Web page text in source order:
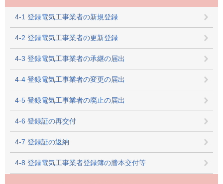
4-1 登録電気工事業者の新規登録
4-2 登録電気工事業者の更新登録
4-3 登録電気工事業者の承継の届出
4-4 登録電気工事業者の変更の届出
4-5 登録電気工事業者の廃止の届出
4-6 登録証の再交付
4-7 登録証の返納
4-8 登録電気工事業者登録簿の謄本交付等